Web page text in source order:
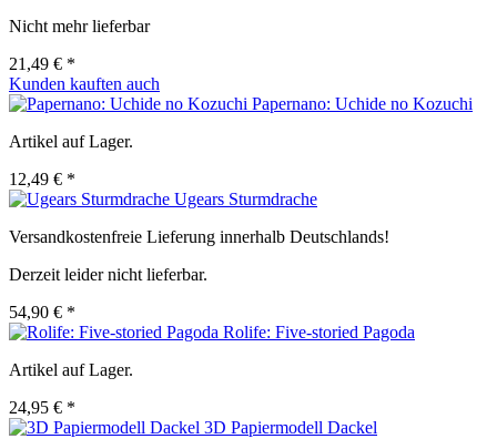
Nicht mehr lieferbar
21,49 € *
Kunden kauften auch
Papernano: Uchide no Kozuchi
Artikel auf Lager.
12,49 € *
Ugears Sturmdrache
Versandkostenfreie Lieferung innerhalb Deutschlands!
Derzeit leider nicht lieferbar.
54,90 € *
Rolife: Five-storied Pagoda
Artikel auf Lager.
24,95 € *
3D Papiermodell Dackel